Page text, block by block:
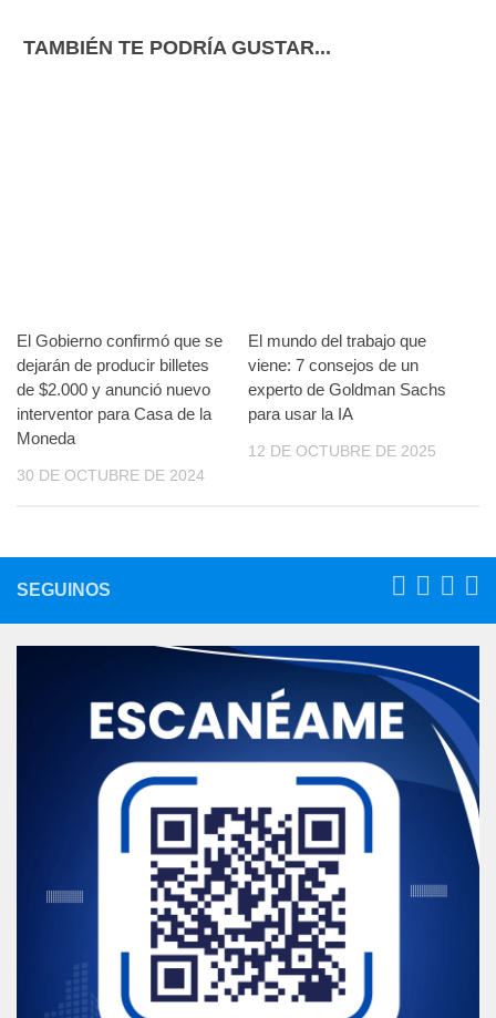
TAMBIÉN TE PODRÍA GUSTAR...
El Gobierno confirmó que se
dejarán de producir billetes
de $2.000 y anunció nuevo
interventor para Casa de la
Moneda
30 DE OCTUBRE DE 2024
El mundo del trabajo que
viene: 7 consejos de un
experto de Goldman Sachs
para usar la IA
12 DE OCTUBRE DE 2025
SEGUINOS